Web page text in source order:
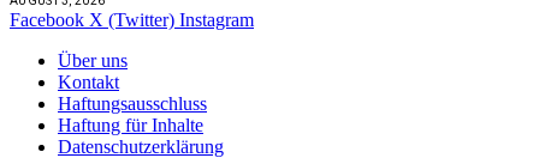
Facebook X (Twitter) Instagram
Über uns
Kontakt
Haftungsausschluss
Haftung für Inhalte
Datenschutzerklärung